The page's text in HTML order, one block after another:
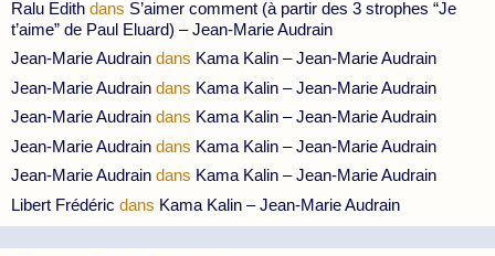
Ralu Edith dans S’aimer comment (à partir des 3 strophes “Je
t’aime” de Paul Eluard) – Jean-Marie Audrain
Jean-Marie Audrain dans Kama Kalin – Jean-Marie Audrain
Jean-Marie Audrain dans Kama Kalin – Jean-Marie Audrain
Jean-Marie Audrain dans Kama Kalin – Jean-Marie Audrain
Jean-Marie Audrain dans Kama Kalin – Jean-Marie Audrain
Jean-Marie Audrain dans Kama Kalin – Jean-Marie Audrain
Libert Frédéric dans Kama Kalin – Jean-Marie Audrain